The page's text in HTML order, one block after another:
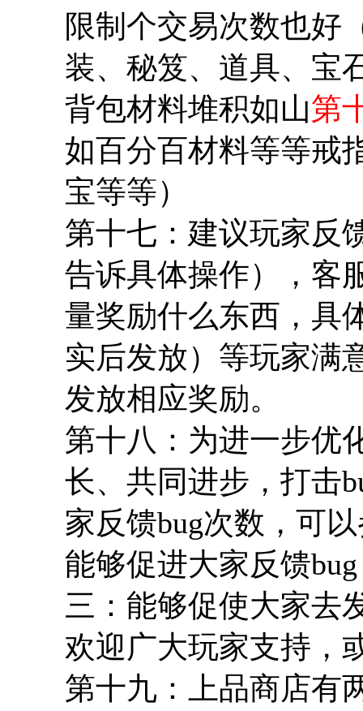
限制个交易次数也好
装、秘笈、道具、宝
背包材料堆积如山第
如百分百材料等等戒
宝等等）
第十七：建议玩家反
告诉具体操作），客
量奖励什么东西，具
实后发放）等玩家满
发放相应奖励。
第十八：为进一步优
长、共同进步，打击
家反馈bug次数，可
能够促进大家反馈
三：能够促使大家去
欢迎广大玩家支持，
第十九：上品商店有